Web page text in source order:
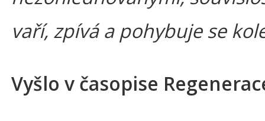
vaří, zpívá a pohybuje se
Vyšlo v časopise